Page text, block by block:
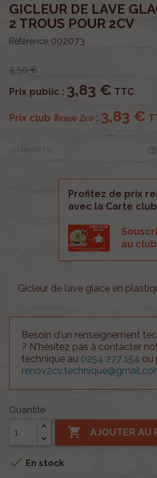
GICLEUR DE LAVE
2 TROUS POUR 2CV
Référence 002073
4,50 €
Prix public : 3,83 € TTC
Prix club Renov 2cv : 3,83 €
OU PAYER EN
Profitez de prix
avec la Carte club
au club
Gicleur de lave glace en
Besoin d'un renseignement
? N'hésitez pas à contacter
technique au 0254 277 154 ou
Quantité
 AJOUTER AU
 En stock